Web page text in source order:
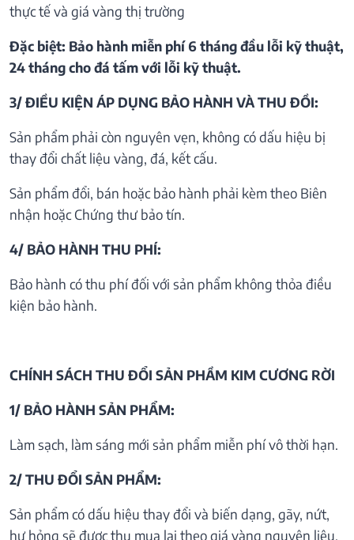
thực tế và giá vàng thị trường
Đặc biệt: Bảo hành miễn phí 6 tháng đầu lỗi kỹ thuật,
24 tháng cho đá tấm với lỗi kỹ thuật.
3/ ĐIỀU KIỆN ÁP DỤNG BẢO HÀNH VÀ THU ĐỒI:
Sản phẩm phải còn nguyên vẹn, không có dấu hiệu bị
thay đổi chất liệu vàng, đá, kết cấu.
Sản phẩm đổi, bán hoặc bảo hành phải kèm theo Biên
nhận hoặc Chứng thư bảo tín.
4/ BẢO HÀNH THU PHÍ:
Bảo hành có thu phí đối với sản phẩm không thỏa điều
kiện bảo hành.
CHÍNH SÁCH THU ĐỔI SẢN PHẦM KIM CƯƠNG RỜI
1/ BẢO HÀNH SẢN PHẨM:
Làm sạch, làm sáng mới sản phẩm miễn phí vô thời hạn.
2/ THU ĐỔI SẢN PHẨM:
Sản phẩm có dấu hiệu thay đổi và biến dạng, gãy, nứt,
hư hỏng sẽ được thu mua lại theo giá vàng nguyên liệu.